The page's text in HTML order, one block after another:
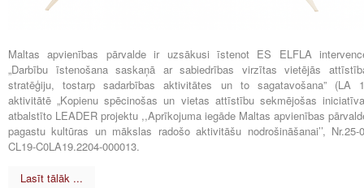
Maltas apvienības pārvalde ir uzsākusi īstenot ES ELFLA
„Darbību īstenošana saskaņā ar sabiedrības virzītas vietējās
stratēģiju, tostarp sadarbības aktivitātes un to sagatavošana” (LA
aktivitātē „Kopienu spēcinošas un vietas attīstību sekmējošas
atbalstīto LEADER projektu ,,Aprīkojuma iegāde Maltas apvienības
pagastu kultūras un mākslas radošo aktivitāšu nodrošināšanai’’, Nr.25-
CL19-C0LA19.2204-000013.
Lasīt tālāk ...